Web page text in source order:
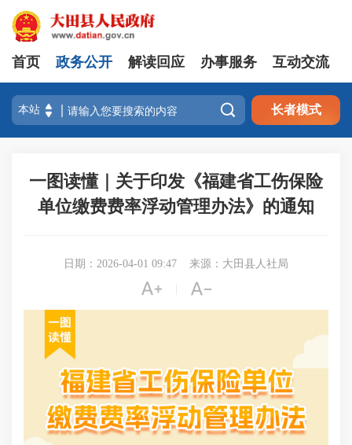
首页 政务公开 解读回应 办事服务 互动交流
 长者模式
一图读懂｜关于印发《福建省工伤保险
单位缴费费率浮动管理办法》的通知
日期：2026-04-01 09:47 来源：大田县人社局
 